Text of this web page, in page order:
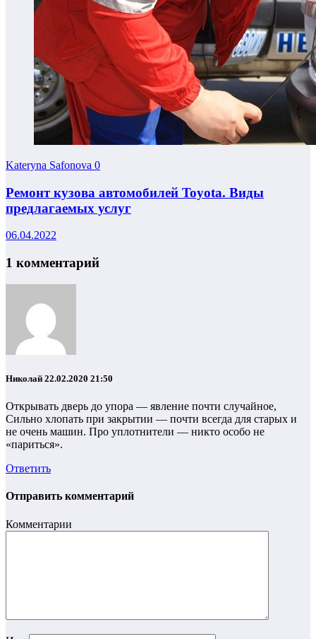
Kateryna Safonova 0
Ремонт кузова автомобилей Toyota. Виды
предлагаемых услуг
06.04.2022
1 комментарий
Николай 22.02.2020 21:50
Открывать дверь до упора — явление почти случайное,
Сильно хлопать при закрытии — почти всегда для старых и
не очень машин. Про уплотнители — никто особо не
«париться».
Ответить
Отправить комментарий
Комментарии